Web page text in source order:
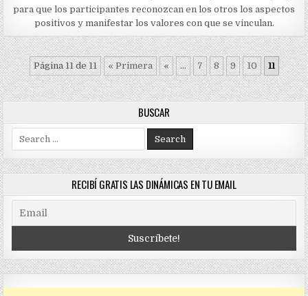
para que los participantes reconozcan en los otros los aspectos
positivos y manifestar los valores con que se vinculan.
Página 11 de 11 « Primera « ... 7 8 9 10 11
BUSCAR
Search
for:
RECIBÍ GRATIS LAS DINÁMICAS EN TU EMAIL